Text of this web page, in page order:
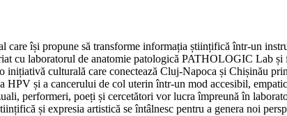
care își propune să transforme informația științifică într-un
cu laboratorul de anatomie patologică PATHOLOGIC Lab
culturală care conectează Cluj-Napoca și Chișinău
HPV și a cancerului de col uterin într-un mod accesibil,
performeri, poeți și cercetători vor lucra împreună în
și expresia artistică se întâlnesc pentru a genera noi